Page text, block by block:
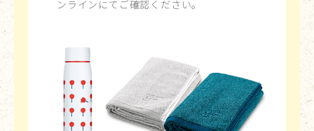
ンラインにてご確認ください。